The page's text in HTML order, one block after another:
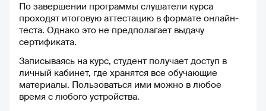
По завершении программы слушатели курса
проходят итоговую аттестацию в формате онлайн-
теста. Однако это не предполагает выдачу
сертификата.
Записываясь на курс, студент получает доступ в
личный кабинет, где хранятся все обучающие
материалы. Пользоваться ими можно в любое
время с любого устройства.